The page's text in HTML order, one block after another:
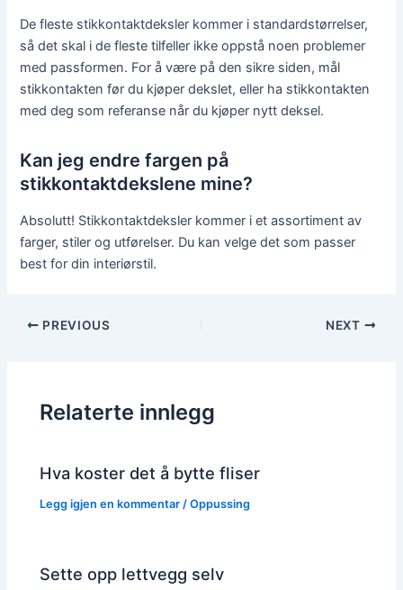
De fleste stikkontaktdeksler kommer i standardstørrelser,
så det skal i de fleste tilfeller ikke oppstå noen problemer
med passformen. For å være på den sikre siden, mål
stikkontakten før du kjøper dekslet, eller ha stikkontakten
med deg som referanse når du kjøper nytt deksel.
Kan jeg endre fargen på
stikkontaktdekslene mine?
Absolutt! Stikkontaktdeksler kommer i et assortiment av
farger, stiler og utførelser. Du kan velge det som passer
best for din interiørstil.
Post
PREVIOUS NEXT
Relaterte innlegg
Hva koster det å bytte fliser
Legg igjen en kommentar /Oppussing
Sette opp lettvegg selv